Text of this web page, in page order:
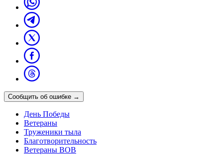
Сообщить об ошибке →
День Победы
Ветераны
Труженики тыла
Благотворительность
Ветераны ВОВ